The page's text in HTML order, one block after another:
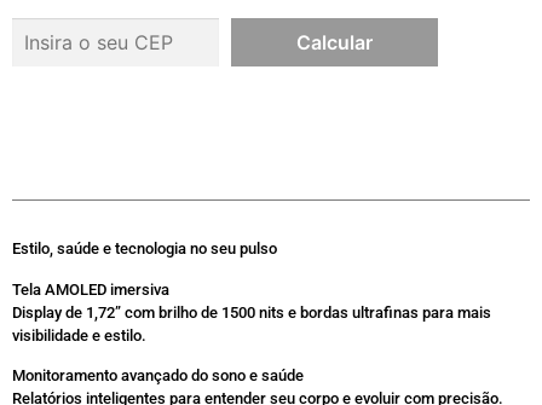
Estilo, saúde e tecnologia no seu pulso
Tela AMOLED imersiva
Display de 1,72” com brilho de 1500 nits e bordas ultrafinas para mais
visibilidade e estilo.
Monitoramento avançado do sono e saúde
Relatórios inteligentes para entender seu corpo e evoluir com precisão.